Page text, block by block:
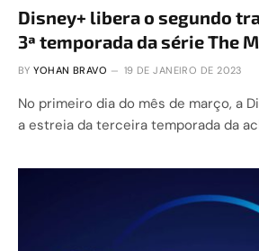
Disney+ libera o segundo
3ª temporada da série The
BY YOHAN BRAVO 19 DE JANEIRO DE 2023
No primeiro dia do mês de março, a
a estreia da terceira temporada da